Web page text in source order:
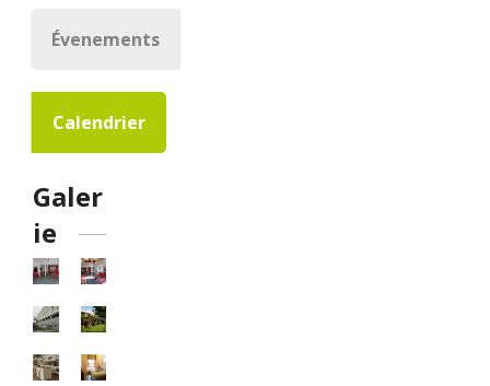
Évenements
Calendrier
Galer
ie